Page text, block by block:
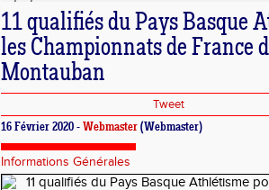
11 qualifiés du Pays Basque
les Championnats de France
Montauban
Tweet
16 Février 2020 - Webmaster (Webmaster)
Informations Générales